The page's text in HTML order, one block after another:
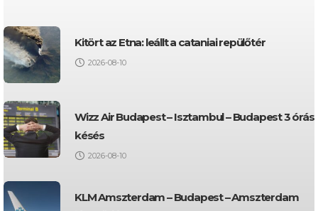
Kitört az Etna: leállt a cataniai repülőtér
2026-08-10
Wizz Air Budapest – Isztambul – Budapest 3 órás
késés
2026-08-10
KLM Amszterdam – Budapest – Amszterdam